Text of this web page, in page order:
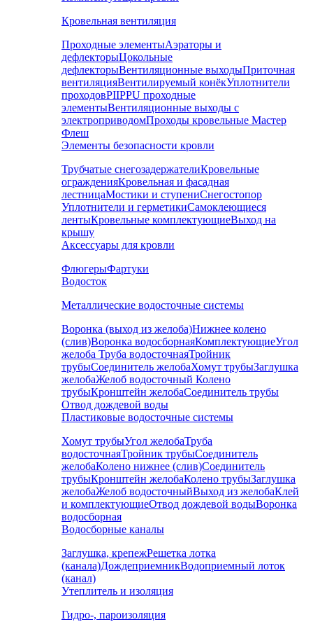
Кровельная вентиляция
Проходные элементыАэраторы и
дефлекторыЦокольные
дефлекторыВентиляционные выходыПриточная
вентиляцияВентилируемый конёкУплотнители
проходовPIIPPU проходные
элементыВентиляционные выходы с
электроприводомПроходы кровельные Мастер
Флеш
Элементы безопасности кровли
Трубчатые снегозадержателиКровельные
огражденияКровельная и фасадная
лестницаМостики и ступениСнегостопор
Уплотнители и герметикиСамоклеющиеся
лентыКровельные комплектующиеВыход на
крышу
Аксессуары для кровли
ФлюгерыФартуки
Водосток
Металлические водосточные системы
Воронка (выход из желоба)Нижнее колено
(слив)Воронка водосборнаяКомплектующиеУгол
желоба Труба водосточнаяТройник
трубыСоединитель желобаХомут трубыЗаглушка
желобаЖелоб водосточный Колено
трубыКронштейн желобаСоединитель трубы
Отвод дождевой воды
Пластиковые водосточные системы
Хомут трубыУгол желобаТруба
водосточнаяТройник трубыСоединитель
желобаКолено нижнее (слив)Соединитель
трубыКронштейн желобаКолено трубыЗаглушка
желобаЖелоб водосточныйВыход из желобаКлей
и комплектующиеОтвод дождевой водыВоронка
водосборная
Водосборные каналы
Заглушка, крепежРешетка лотка
(канала)ДождеприемникВодоприемный лоток
(канал)
Утеплитель и изоляция
Гидро-, пароизоляция